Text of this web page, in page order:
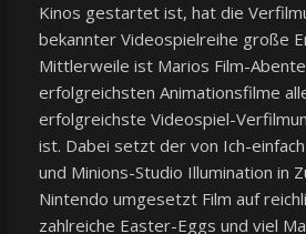
Kinos gestartet ist, hat die
bekannter Videospielreihe große
Mittlerweile ist Marios Film-
erfolgreichsten Animationsfilme
erfolgreichste Videospiel-
ist. Dabei setzt der von Ich-
und Minions-Studio Illumination in
Nintendo umgesetzt Film auf
zahlreiche Easter-Eggs und viel